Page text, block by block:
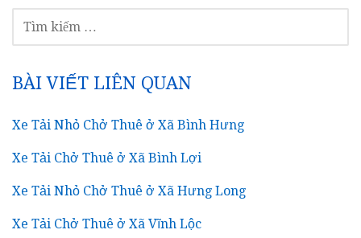
KIẾM
BÀI VIẾT LIÊN QUAN
Xe Tải Nhỏ Chở Thuê ở Xã Bình Hưng
Xe Tải Chở Thuê ở Xã Bình Lợi
Xe Tải Nhỏ Chở Thuê ở Xã Hưng Long
Xe Tải Chở Thuê ở Xã Vĩnh Lộc